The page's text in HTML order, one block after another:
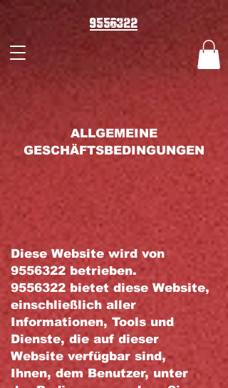
9556322
ALLGEMEINE
GESCHÄFTSBEDINGUNGEN
Diese Website wird von
9556322 betrieben.
9556322 bietet diese Website,
einschließlich aller
Informationen, Tools und
Dienste, die auf dieser
Website verfügbar sind,
Ihnen, dem Benutzer, unter